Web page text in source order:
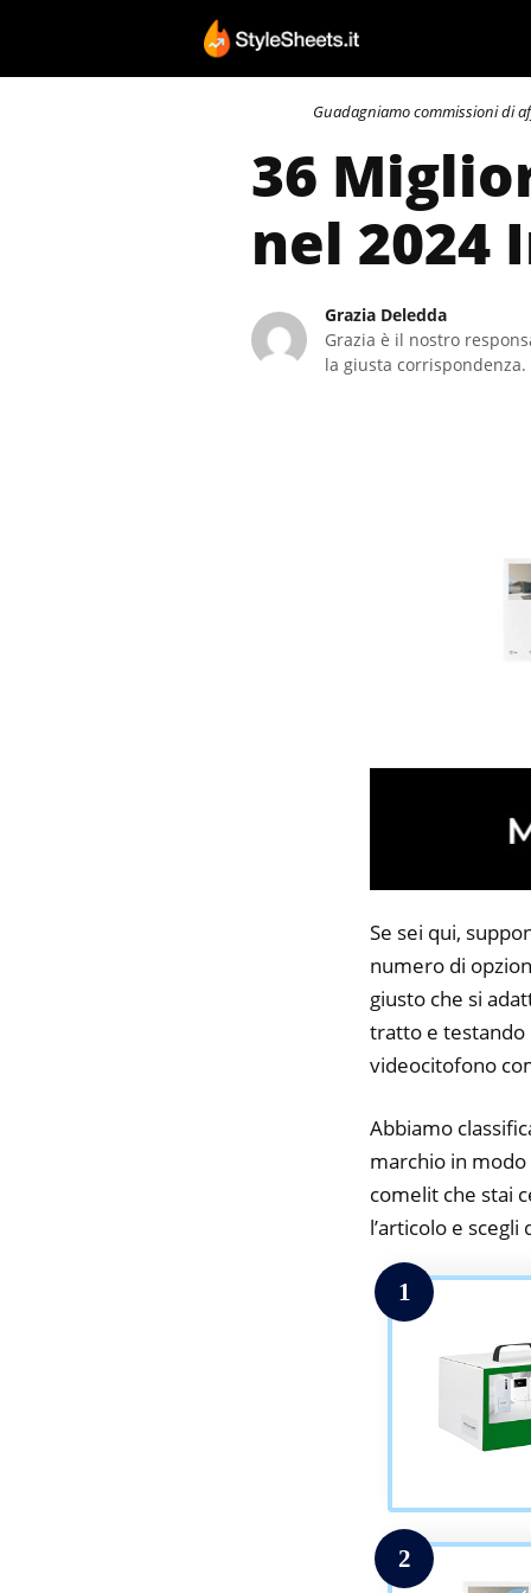
contenuto
Guadagniamo commissioni di
36
nel 2024
Grazia Deledda
Grazia è il nostro
la giusta
Se sei qui,
numero di
giusto che si
tratto e testando
videocitofono
Abbiamo
marchio in
comelit che stai
l’articolo e
1
2